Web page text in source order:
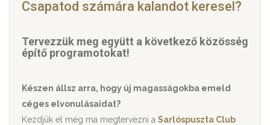
Csapatod számára kalandot keresel?
Tervezzük meg együtt a következő közösség
építő programotokat!
Készen állsz arra, hogy új magasságokba emeld
céges elvonulásaidat?
Kezdjük el még ma megtervezni a Sarlóspuszta Club